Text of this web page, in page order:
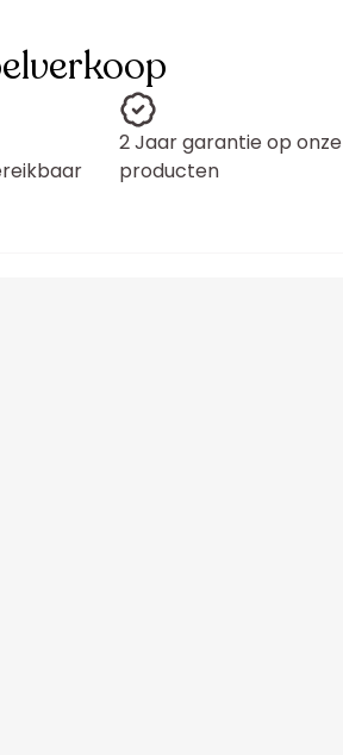
2 Jaar garantie op onze
producten